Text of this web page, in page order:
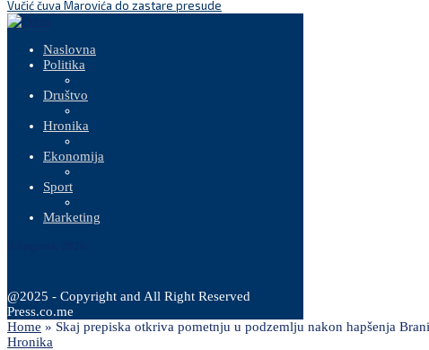
Vučić čuva Marovića do zastare presude
Naslovna
Politika
Društvo
Hronika
Ekonomija
Sport
Marketing
@2025 - Copyright and All Right Reserved
Press.co.me
Home » Skaj prepiska otkriva pometnju u podzemlju nakon hapšenja
Hronika